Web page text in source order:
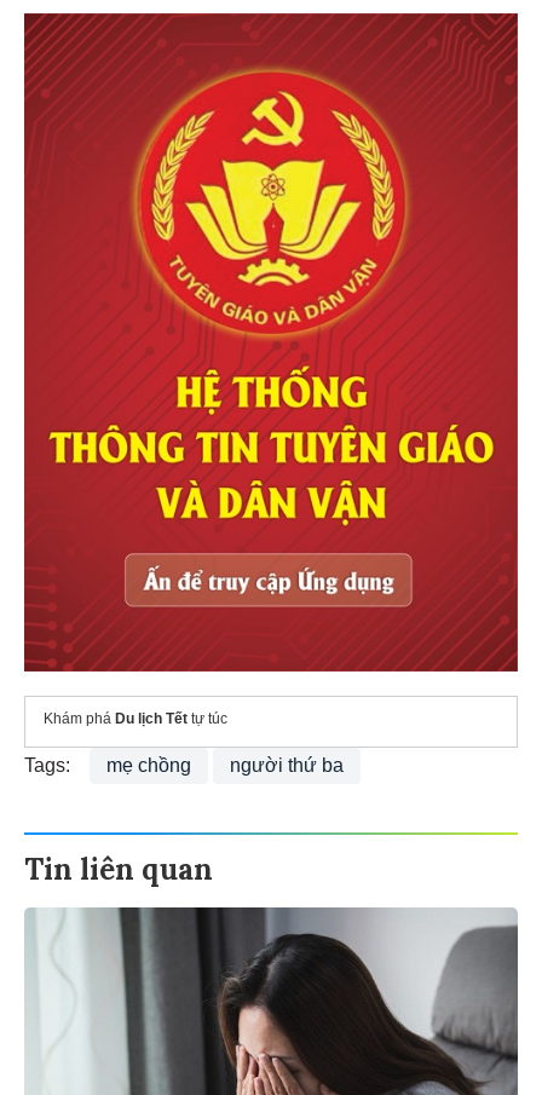
Khám phá Du lịch Tết tự túc
Tags: mẹ chồng người thứ ba
Tin liên quan